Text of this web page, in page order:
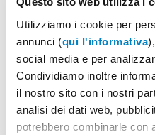
Utilizziamo i cookie per
annunci (qui l'informativa
social media e per
Condividiamo inoltre
il nostro sito con i nostri
analisi dei dati web,
potrebbero combinarle con
PREVENTIVO &
Potrai indicare
taglie